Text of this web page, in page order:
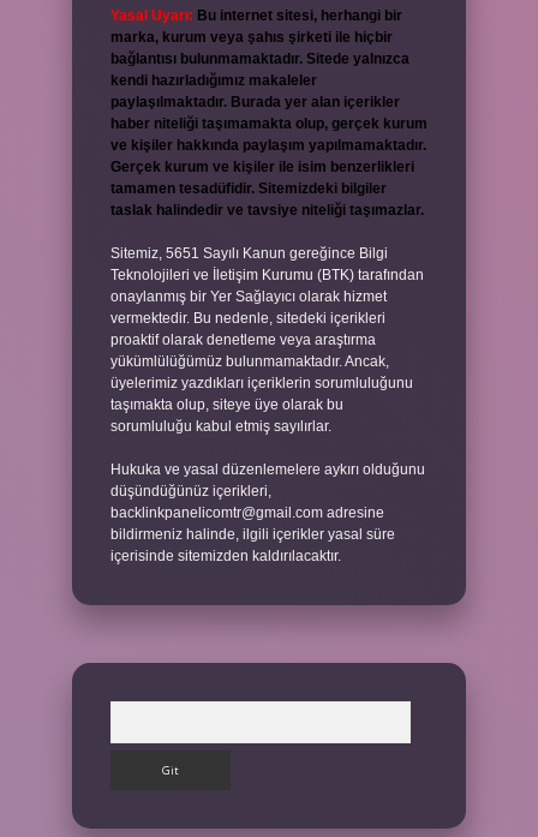
Yasal Uyarı: Bu internet sitesi, herhangi bir
marka, kurum veya şahıs şirketi ile hiçbir
bağlantısı bulunmamaktadır. Sitede yalnızca
kendi hazırladığımız makaleler
paylaşılmaktadır. Burada yer alan içerikler
haber niteliği taşımamakta olup, gerçek kurum
ve kişiler hakkında paylaşım yapılmamaktadır.
Gerçek kurum ve kişiler ile isim benzerlikleri
tamamen tesadüfidir. Sitemizdeki bilgiler
taslak halindedir ve tavsiye niteliği taşımazlar.
Sitemiz, 5651 Sayılı Kanun gereğince Bilgi
Teknolojileri ve İletişim Kurumu (BTK) tarafından
onaylanmış bir Yer Sağlayıcı olarak hizmet
vermektedir. Bu nedenle, sitedeki içerikleri
proaktif olarak denetleme veya araştırma
yükümlülüğümüz bulunmamaktadır. Ancak,
üyelerimiz yazdıkları içeriklerin sorumluluğunu
taşımakta olup, siteye üye olarak bu
sorumluluğu kabul etmiş sayılırlar.
Hukuka ve yasal düzenlemelere aykırı olduğunu
düşündüğünüz içerikleri,
backlinkpanelicomtr@gmail.com adresine
bildirmeniz halinde, ilgili içerikler yasal süre
içerisinde sitemizden kaldırılacaktır.